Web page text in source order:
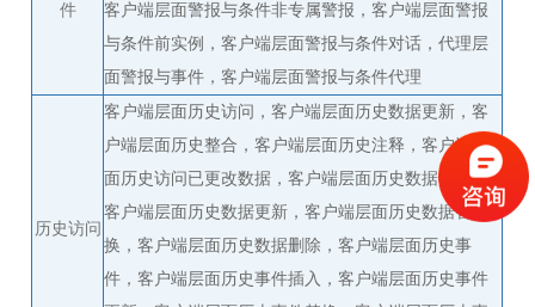
件
客户端层面警报与条件非专属警报，客户端层面警报
与条件前实例，客户端层面警报与条件对话，代理层
面警报与事件，客户端层面警报与条件代理
历史访问
客户端层面历史访问，客户端层面历史数据更新，客
户端层面历史整合，客户端层面历史注释，客户端层
面历史访问已更改数据，客户端层面历史数据插入，
客户端层面历史数据更新，客户端层面历史数据替
换，客户端层面历史数据删除，客户端层面历史事
件，客户端层面历史事件插入，客户端层面历史事件